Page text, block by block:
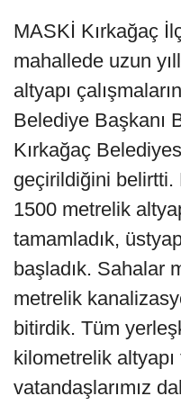
MASKİ Kırkağaç
mahallede uzun
altyapı
Belediye Başkanı
Kırkağaç
geçirildiğini belirtti.
1500 metrelik
tamamladık,
başladık. Sahalar
metrelik
bitirdik. Tüm
kilometrelik altyapı
vatandaşlarımız